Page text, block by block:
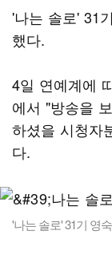
'나는 솔로' 31
했다.
4일 연예계에
에서 "방송을
하셨을 시청자
다.
'나는 솔로' 31기 영